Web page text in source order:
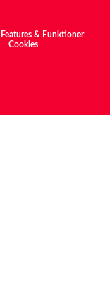
Features & Funktioner
Cookies